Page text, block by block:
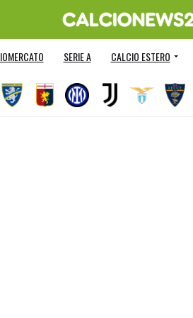
SERIE A CALCIO ESTERO